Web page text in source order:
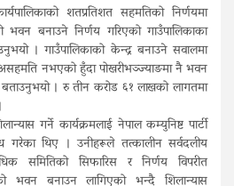
शतप्रतिशत सहमतिको निर्णयमा
भवन बनाउने निर्णय गरिएको गाउँपालिकाका
। गाउँपालिकाको केन्द्र बनाउने सवालमा
नभएको हुँदा पोखरीभञ्ज्याङमा नै भवन
। रु तीन करोड ६१ लाखको लागतमा
गर्ने कार्यक्रमलाई नेपाल कम्युनिष्ट पार्टी
गरेका थिए । उनीहरूले तत्कालीन सर्वदलीय
समितिको सिफारिस र निर्णय विपरीत